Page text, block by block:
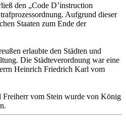
den „Code D’instruction
Aufgrund dieser
Staaten zum Ende der
erlaubte den Städten und
Die Städteverordnung war eine
Heinrich Friedrich Karl vom
Freiherr vom Stein wurde von König